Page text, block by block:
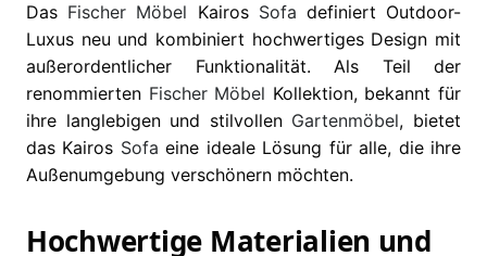
Das Fischer Möbel Kairos Sofa definiert Outdoor-
Luxus neu und kombiniert hochwertiges Design mit
außerordentlicher Funktionalität. Als Teil der
renommierten Fischer Möbel Kollektion, bekannt für
ihre langlebigen und stilvollen Gartenmöbel, bietet
das Kairos Sofa eine ideale Lösung für alle, die ihre
Außenumgebung verschönern möchten.
Hochwertige Materialien und